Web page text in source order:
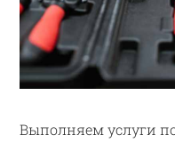
Выполняем услуги